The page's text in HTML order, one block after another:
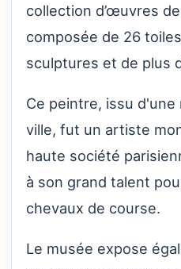
collection d’œuvres
composée de 26
sculptures et de plus
Ce peintre, issu d'une
ville, fut un artiste
haute société
à son grand talent
chevaux de course.
Le musée expose